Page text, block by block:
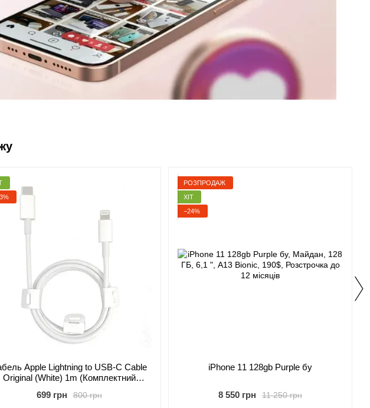
Apple Lightning to USB-C Cable
Original (White) 1m (Комплектний
800 грн
699 грн
РОЗПРОДАЖ
ХІТ
−24%
iPhone 11 128gb Purple бу
11 250 грн
8 550 грн